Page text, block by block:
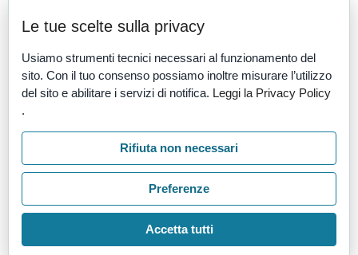
Le tue scelte sulla privacy
Usiamo strumenti tecnici necessari al funzionamento del
sito. Con il tuo consenso possiamo inoltre misurare l’utilizzo
del sito e abilitare i servizi di notifica. Leggi la Privacy Policy
.
Rifiuta non necessari
Preferenze
Accetta tutti